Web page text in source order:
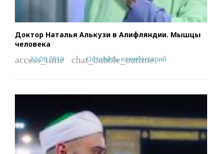
Доктор Наталья Алькузи в Алифляндии. Мышцы
человека
access_time
22.06.2019 chat_bubble_outline
Оставить комментарий